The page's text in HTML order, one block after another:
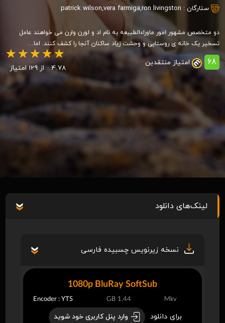
ستارگان : patrick wilson,vera farmiga,ron livingston
دو متخصص مشهور امور ماوراءالطبیعه به نام اد و لورن وارن می خواهند عامل
تسخیر یک خانه ی روستایی و وحشت زیاد ساکنان آنجا را کشف کنند. اما…
68 امتیاز منتقدین
4.78 از 129 امتیاز
لینک‌های دانلود
نسخه زیرنویس چسبیده فارسی
برای دانلود وارد پنل کاربری خود شوید
1080p BluRay SoftSub
Encoder : YTS 1.44 GB Mkv